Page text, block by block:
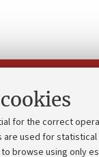
for the correct
used for
browse using only
Strategic plan